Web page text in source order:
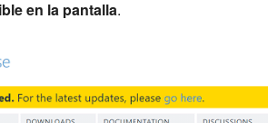
en la pantalla.